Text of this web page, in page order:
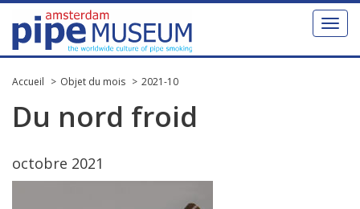
Toggle
Accueil Objet du mois 2021-10
Du nord froid
octobre 2021